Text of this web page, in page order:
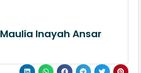
Maulia Inayah Ansar